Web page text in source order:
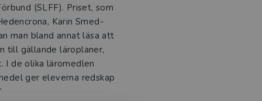
(SLFF). Priset, som
Karin Smed-
man bland annat läsa att
till gällande läroplaner,
I de olika läromedlen
ger eleverna redskap